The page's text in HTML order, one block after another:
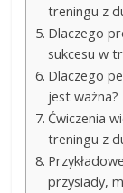
treningu z
Dlaczego
sukcesu w
Dlaczego
jest ważna?
Ćwiczenia
treningu z
przysiady,